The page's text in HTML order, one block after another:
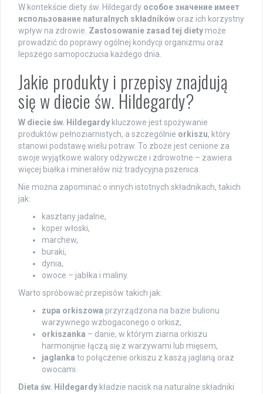
W kontekście diety św. Hildegardy особое значение имеет
использование naturalnych składników oraz ich korzystny
wpływ na zdrowie. Zastosowanie zasad tej diety może
prowadzić do poprawy ogólnej kondycji organizmu oraz
lepszego samopoczucia każdego dnia.
Jakie produkty i przepisy znajdują
się w diecie św. Hildegardy?
W diecie św. Hildegardy kluczowe jest spożywanie
produktów pełnoziarnistych, a szczególnie orkiszu, który
stanowi podstawę wielu potraw. To zboże jest cenione za
swoje wyjątkowe walory odżywcze i zdrowotne – zawiera
więcej białka i minerałów niż tradycyjna pszenica.
Nie można zapominać o innych istotnych składnikach, takich
jak:
kasztany jadalne,
koper włoski,
marchew,
buraki,
dynia,
owoce – jabłka i maliny.
Warto spróbować przepisów takich jak:
zupa orkiszowa przyrządzona na bazie bulionu
warzywnego wzbogaconego o orkisz,
orkiszanka – danie, w którym ziarna orkiszu
harmonijnie łączą się z warzywami lub mięsem,
jaglanka to połączenie orkiszu z kaszą jaglaną oraz
owocami.
Dieta św. Hildegardy kładzie nacisk na naturalne składniki